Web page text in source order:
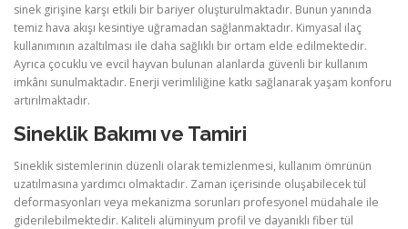
sinek girişine karşı etkili bir bariyer oluşturulmaktadır. Bunun yanında
temiz hava akışı kesintiye uğramadan sağlanmaktadır. Kimyasal ilaç
kullanımının azaltılması ile daha sağlıklı bir ortam elde edilmektedir.
Ayrıca çocuklu ve evcil hayvan bulunan alanlarda güvenli bir kullanım
imkânı sunulmaktadır. Enerji verimliliğine katkı sağlanarak yaşam konforu
artırılmaktadır.
Sineklik Bakımı ve Tamiri
Sineklik sistemlerinin düzenli olarak temizlenmesi, kullanım ömrünün
uzatılmasına yardımcı olmaktadır. Zaman içerisinde oluşabilecek tül
deformasyonları veya mekanizma sorunları profesyonel müdahale ile
giderilebilmektedir. Kaliteli alüminyum profil ve dayanıklı fiber tül